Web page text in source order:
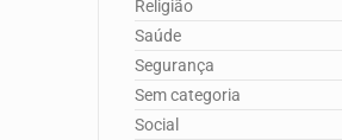
Religião
Saúde
Segurança
Sem categoria
Social